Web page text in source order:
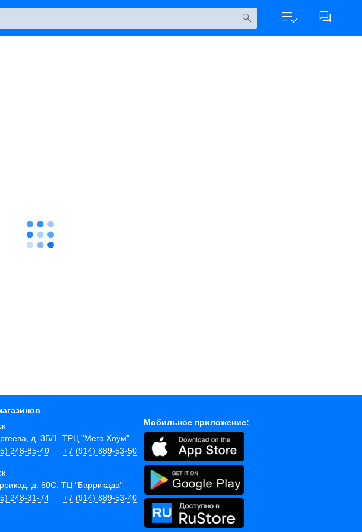
д. 3Б/1, ТРЦ "Мега Хоум"
248-85-40
+7 (914) 889-53-50
д. 60С, ТЦ "Баррикада"
248-31-74
+7 (914) 889-53-40
Мобильное приложение: